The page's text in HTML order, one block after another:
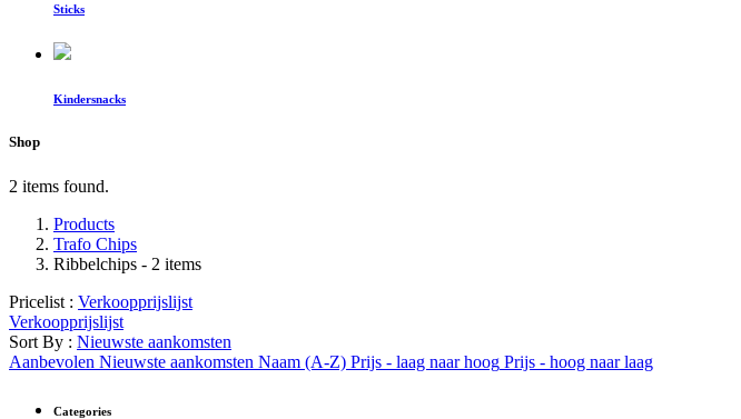
Sticks
Kindersnacks
Shop
2 items found.
Products
Trafo Chips
Ribbelchips - 2 items
Pricelist : Verkoopprijslijst
Verkoopprijslijst
Sort By : Nieuwste aankomsten
Aanbevolen Nieuwste aankomsten Naam (A-Z) Prijs - laag naar hoog Prijs - hoog naar laag
Categories